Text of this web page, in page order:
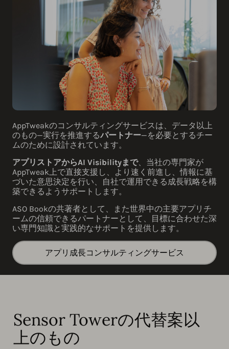
AppTweakのコンサルティングサービスは、データ以上
のもの—実行を推進するパートナー—を必要とするチー
ムのために設計されています。
アプリストアからAI Visibilityまで、当社の専門家が
AppTweak上で直接支援し、より速く前進し、情報に基
づいた意思決定を行い、自社で運用できる成長戦略を構
築できるようサポートします。
ASO Bookの共著者として、また世界中の主要アプリチ
ームの信頼できるパートナーとして、目標に合わせた深
い専門知識と実践的なサポートを提供します。
アプリ成長コンサルティングサービス
Sensor Towerの代替案以
上のもの